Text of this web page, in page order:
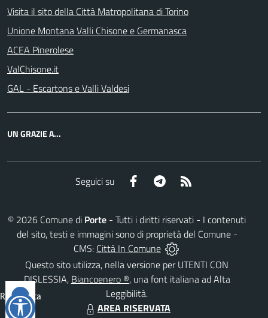
Visita il sito della Città Matropolitana di Torino
Unione Montana Valli Chisone e Germanasca
ACEA Pinerolese
ValChisone.it
GAL - Escartons e Valli Valdesi
UN GRAZIE A...
Seguici su Facebook Telegram
© 2026 Comune di Porte - Tutti i diritti riservati - I contenuti
del sito, testi e immagini sono di proprietà del Comune -
CMS: Città In Comune
Questo sito utilizza, nella versione per UTENTI CON
DISLESSIA, Biancoenero ®, una font italiana ad Alta
Leggibilità.
AREA RISERVATA
Reimposta
tutto